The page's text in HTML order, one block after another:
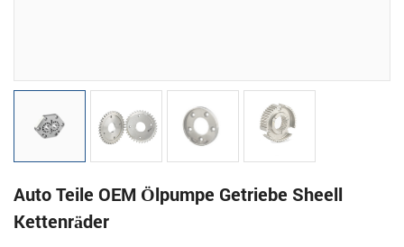
Auto Teile OEM Ölpumpe Getriebe Sheell
Kettenräder